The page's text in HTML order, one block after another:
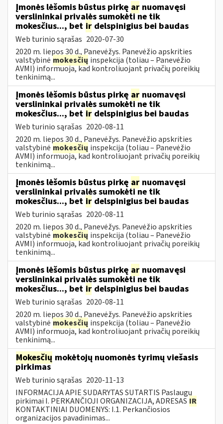
Įmonės lėšomis būstus pirkę ar nuomavęsi
verslininkai privalės sumokėti ne tik
mokesčius..., bet ir delspinigius bei baudas
Web turinio sąrašas 2020-07-30
2020 m. liepos 30 d., Panevėžys. Panevėžio apskrities
valstybinė mokesčių inspekcija (toliau – Panevėžio
AVMI) informuoja, kad kontroliuojant privačių poreikių
tenkinimą...
Įmonės lėšomis būstus pirkę ar nuomavęsi
verslininkai privalės sumokėti ne tik
mokesčius..., bet ir delspinigius bei baudas
Web turinio sąrašas 2020-08-11
2020 m. liepos 30 d., Panevėžys. Panevėžio apskrities
valstybinė mokesčių inspekcija (toliau – Panevėžio
AVMI) informuoja, kad kontroliuojant privačių poreikių
tenkinimą...
Įmonės lėšomis būstus pirkę ar nuomavęsi
verslininkai privalės sumokėti ne tik
mokesčius..., bet ir delspinigius bei baudas
Web turinio sąrašas 2020-08-11
2020 m. liepos 30 d., Panevėžys. Panevėžio apskrities
valstybinė mokesčių inspekcija (toliau – Panevėžio
AVMI) informuoja, kad kontroliuojant privačių poreikių
tenkinimą...
Įmonės lėšomis būstus pirkę ar nuomavęsi
verslininkai privalės sumokėti ne tik
mokesčius..., bet ir delspinigius bei baudas
Web turinio sąrašas 2020-08-11
2020 m. liepos 30 d., Panevėžys. Panevėžio apskrities
valstybinė mokesčių inspekcija (toliau – Panevėžio
AVMI) informuoja, kad kontroliuojant privačių poreikių
tenkinimą...
Mokesčių mokėtojų nuomonės tyrimų viešasis
pirkimas
Web turinio sąrašas 2020-11-13
INFORMACIJA APIE SUDARYTAS SUTARTIS Paslaugų
pirkimai I. PERKANČIOJI ORGANIZACIJA, ADRESAS IR
KONTAKTINIAI DUOMENYS: I.1. Perkančiosios
organizacijos pavadinimas...